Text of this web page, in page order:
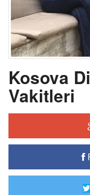
Kosova
Vakitleri